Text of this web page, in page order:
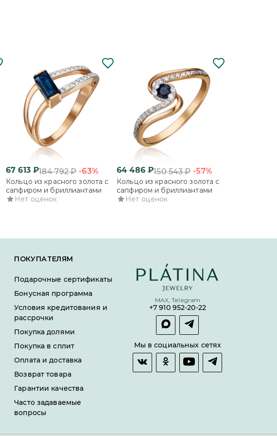
67 613₽184 792₽ -63%
Кольцо из красного золота с
сапфиром и бриллиантами
Нет оценок
64 486₽150 543₽ -57%
Кольцо из красного золота с
сапфиром и бриллиантами
Нет оценок
ПОКУПАТЕЛЯМ
Подарочные сертификаты
Бонусная программа
Условия кредитования и
рассрочки
Покупка долями
Покупка в сплит
Оплата и доставка
Возврат товара
Гарантии качества
Часто задаваемые
вопросы
MAX, Telegram
+7 910 952-20-22
Мы в социальных сетях